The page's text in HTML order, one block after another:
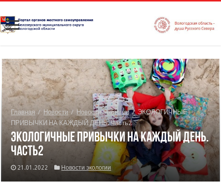
Главная / Новости / Новости экологии / ЭКОЛОГИЧНЫЕ
ПРИВЫЧКИ НА КАЖДЫЙ ДЕНЬ. Часть2
ЭКОЛОГИЧНЫЕ ПРИВЫЧКИ НА КАЖДЫЙ ДЕНЬ.
Часть2
21.01.2022 Новости экологии